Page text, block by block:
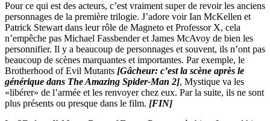
Pour ce qui est des acteurs, c’est vraiment super de revoir les anciens
personnages de la première trilogie. J’adore voir Ian McKellen et
Patrick Stewart dans leur rôle de Magneto et Professor X, cela
n’empêche pas Michael Fassbender et James McAvoy de bien les
personnifier. Il y a beaucoup de personnages et souvent, ils n’ont pas
beaucoup de scènes marquantes et importantes. Par exemple, le
Brotherhood of Evil Mutants [Gâcheur: c’est la scène après le
générique dans The Amazing Spider-Man 2], Mystique va les
«libérer» de l’armée et les renvoyer chez eux. Par la suite, ils ne sont
plus présents ou presque dans le film. [FIN]